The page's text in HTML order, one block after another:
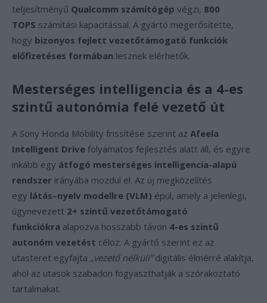
teljesítményű Qualcomm számítógép végzi, 800
TOPS számítási kapacitással. A gyártó megerősítette,
hogy bizonyos fejlett vezetőtámogató funkciók
előfizetéses formában lesznek elérhetők.
Mesterséges intelligencia és a 4-es
szintű autonómia felé vezető út
A Sony Honda Mobility frissítése szerint az Afeela
Intelligent Drive folyamatos fejlesztés alatt áll, és egyre
inkább egy átfogó mesterséges intelligencia-alapú
rendszer irányába mozdul el. Az új megközelítés
egy látás–nyelv modellre (VLM) épül, amely a jelenlegi,
úgynevezett 2+ szintű vezetőtámogató
funkciókra alapozva hosszabb távon 4-es szintű
autonóm vezetést céloz. A gyártó szerint ez az
utasteret egyfajta „vezető nélküli”digitális élmérré alakítja,
ahol az utasok szabadon fogyaszthatják a szórakoztató
tartalmakat.